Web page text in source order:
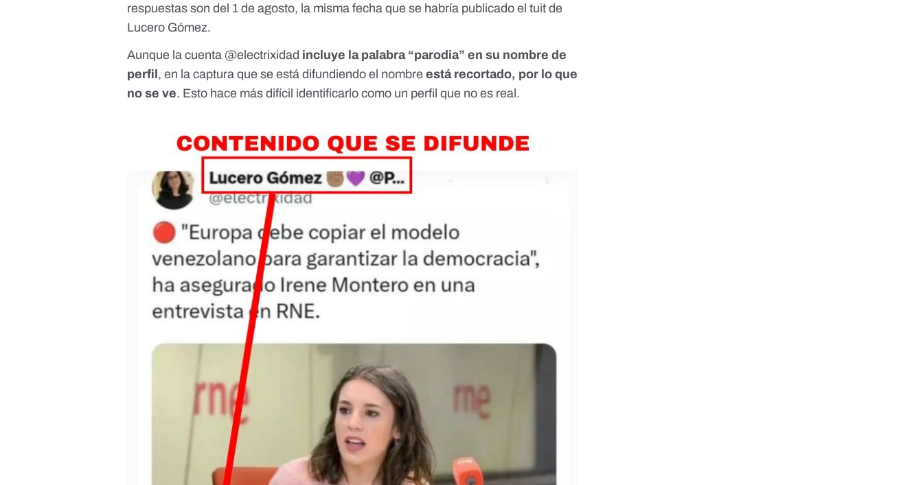
respuestas son del 1 de agosto, la misma fecha que se habría publicado el tuit de
Lucero Gómez.
Aunque la cuenta @electrixidad incluye la palabra “parodia” en su nombre de
perfil , en la captura que se está difundiendo el nombreestá recortado, por lo que
no se ve. Esto hace más difícil identificarlo como un perfil que no es real.